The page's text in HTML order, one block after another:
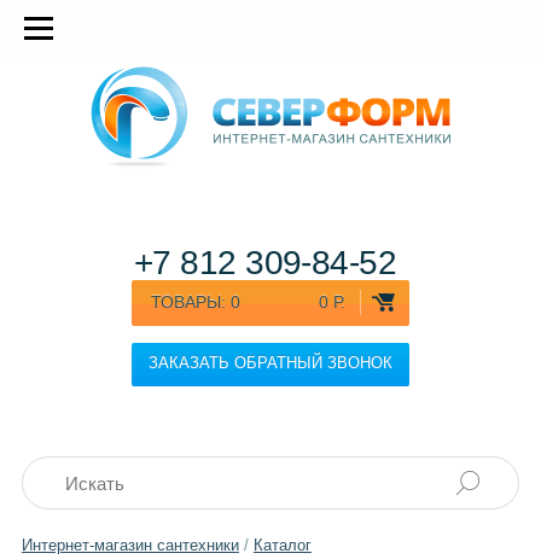
ТОВАРЫ: 0 0 Р.
ЗАКАЗАТЬ ОБРАТНЫЙ ЗВОНОК
+7 812 309-84-52
Интернет-магазин сантехники/ Каталог